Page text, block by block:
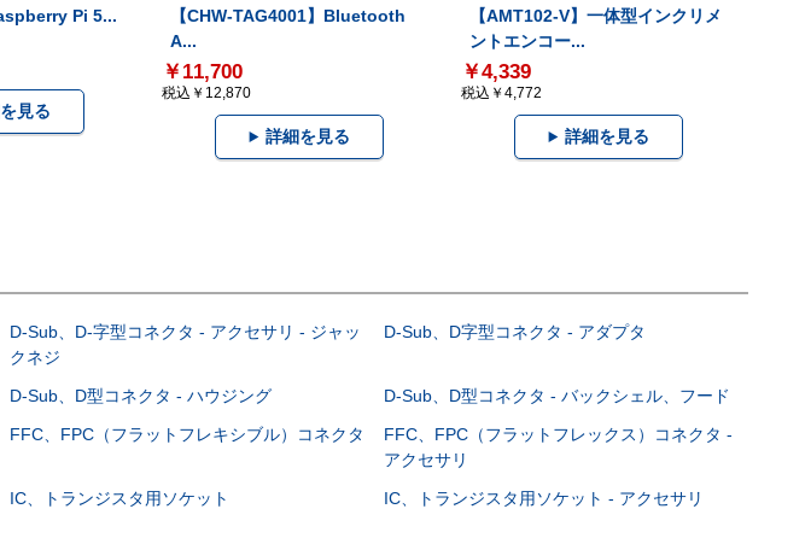
Pi 5...
見る
【CHW-TAG4001】Bluetooth
A...
￥11,700
税込￥12,870
詳細を見る
【AMT102-V】一体型インクリメ
ントエンコー...
￥4,339
税込￥4,772
詳細を見る
D-Sub、D-字型コネクタ - アクセサリ - ジャッ
クネジ
D-Sub、D字型コネクタ - アダプタ
D-Sub、D型コネクタ - ハウジング
D-Sub、D型コネクタ - バックシェル、フード
FFC、FPC（フラットフレキシブル）コネクタ
FFC、FPC（フラットフレックス）コネクタ -
アクセサリ
IC、トランジスタ用ソケット IC、トランジスタ用ソケット - アクセサリ